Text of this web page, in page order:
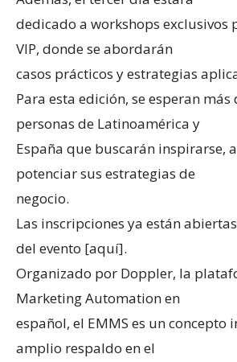
dedicado a workshops exclusivos
VIP, donde se abordarán
casos prácticos y estrategias
Para esta edición, se esperan más
personas de Latinoamérica y
España que buscarán inspirarse,
potenciar sus estrategias de
negocio.
Las inscripciones ya están
del evento [aquí].
Organizado por Doppler, la
Marketing Automation en
español, el EMMS es un concepto
amplio respaldo en el